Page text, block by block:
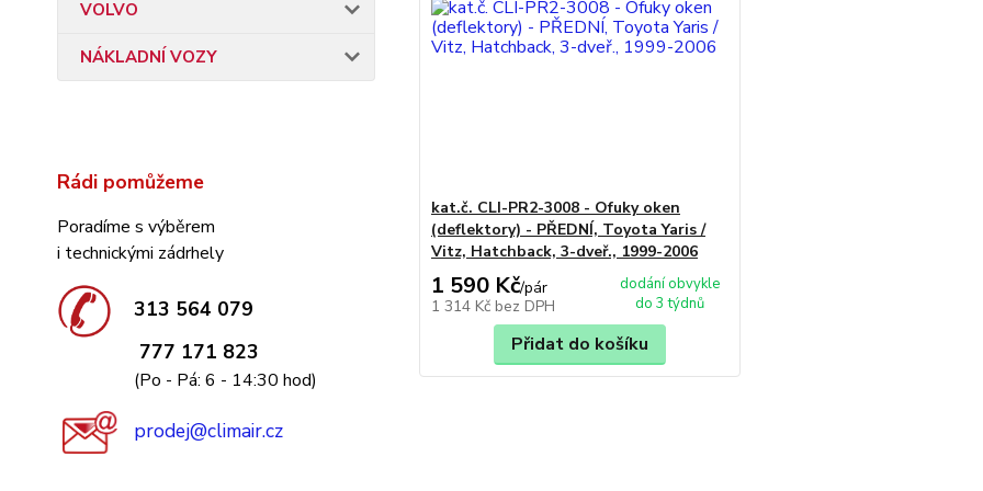
VOLVO
NÁKLADNÍ VOZY
Rádi pomůžeme
Poradíme s výběrem
i technickými zádrhely
313 564 079
777 171 823
(Po - Pá: 6 - 14:30 hod)
prodej@climair.cz
kat.č. CLI-PR2-3008 - Ofuky oken
(deflektory) - PŘEDNÍ, Toyota Yaris /
Vitz, Hatchback, 3-dveř., 1999-2006
1 590 Kč/pár
1 314 Kč bez DPH
dodání obvykle
do 3 týdnů
Přidat do košíku